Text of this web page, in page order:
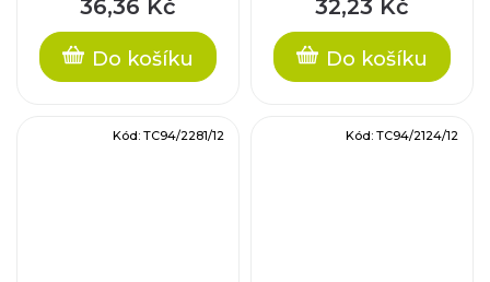
36,36 Kč
Do košíku
32,23 Kč
Do košíku
Kód: TC94/2281/12 Kód: TC94/2124/12